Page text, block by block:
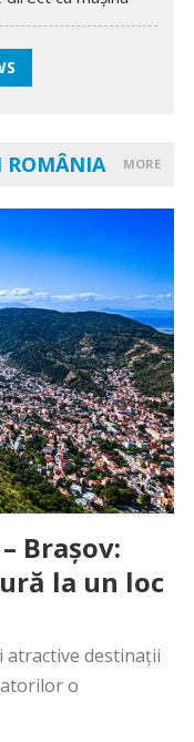
ROMÂNIA MORE
Brașov:
la un loc
atractive destinații
o